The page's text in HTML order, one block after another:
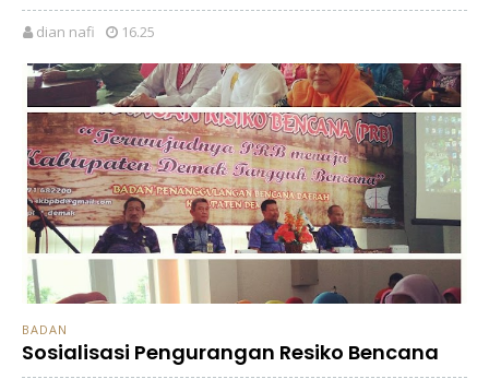
dian nafi 16.25
BADAN
Sosialisasi Pengurangan Resiko Bencana